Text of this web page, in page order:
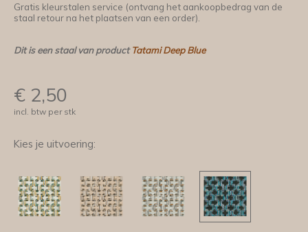
Gratis kleurstalen service (ontvang het aankoopbedrag van de
staal retour na het plaatsen van een order).
Dit is een staal van productTatami Deep Blue
€ 2,50
incl. btw per stk
Kies je uitvoering: